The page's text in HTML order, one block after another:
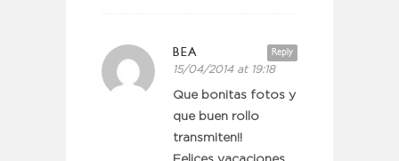
Reply
BEA
15/04/2014 at 19:18
Que bonitas fotos y
que buen rollo
transmiten!!